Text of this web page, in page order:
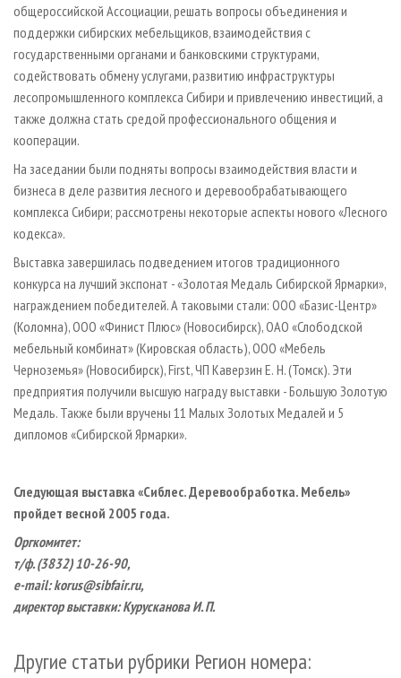
общероссийской Ассоциации, решать вопросы объединения и
поддержки сибирских мебельщиков, взаимодействия с
государственными органами и банковскими структурами,
содействовать обмену услугами, развитию инфраструктуры
лесопромышленного комплекса Сибири и привлечению инвестиций, а
также должна стать средой профессионального общения и
кооперации.
На заседании были подняты вопросы взаимодействия власти и
бизнеса в деле развития лесного и деревообрабатывающего
комплекса Сибири; рассмотрены некоторые аспекты нового «Лесного
кодекса».
Выставка завершилась подведением итогов традиционного
конкурса на лучший экспонат - «Золотая Медаль Сибирской Ярмарки»,
награждением победителей. А таковыми стали: ООО «Базис-Центр»
(Коломна), ООО «Финист Плюс» (Новосибирск), ОАО «Слободской
мебельный комбинат» (Кировская область), ООО «Мебель
Черноземья» (Новосибирск), First, ЧП Каверзин Е. Н. (Томск). Эти
предприятия получили высшую награду выставки - Большую Золотую
Медаль. Также были вручены 11 Малых Золотых Медалей и 5
дипломов «Сибирской Ярмарки».
Следующая выставка «Сиблес. Деревообработка. Мебель»
пройдет весной 2005 года.
Оргкомитет:
т/ф. (3832) 10-26-90,
e-mail:korus@sibfair.ru,
директор выставки: Курусканова И. П.
Другие статьи рубрики Регион номера: